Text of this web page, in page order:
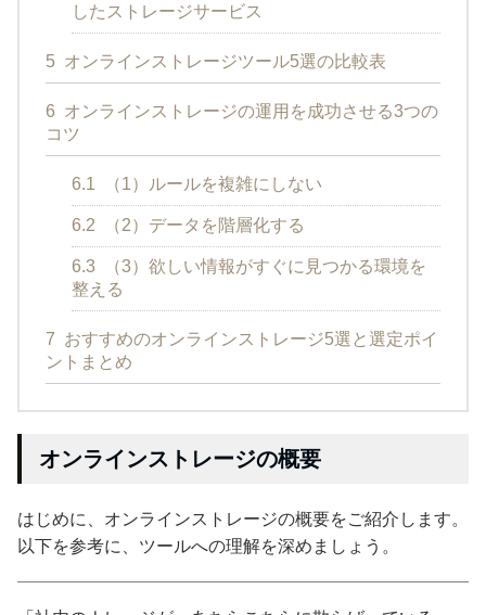
したストレージサービス
5 オンラインストレージツール5選の比較表
6 オンラインストレージの運用を成功させる3つの
コツ
6.1 （1）ルールを複雑にしない
6.2 （2）データを階層化する
6.3
（3）欲しい情報がすぐに見つかる環境を
整える
7 おすすめのオンラインストレージ5選と選定ポイ
ントまとめ
オンラインストレージの概要
はじめに、オンラインストレージの概要をご紹介します。
以下を参考に、ツールへの理解を深めましょう。